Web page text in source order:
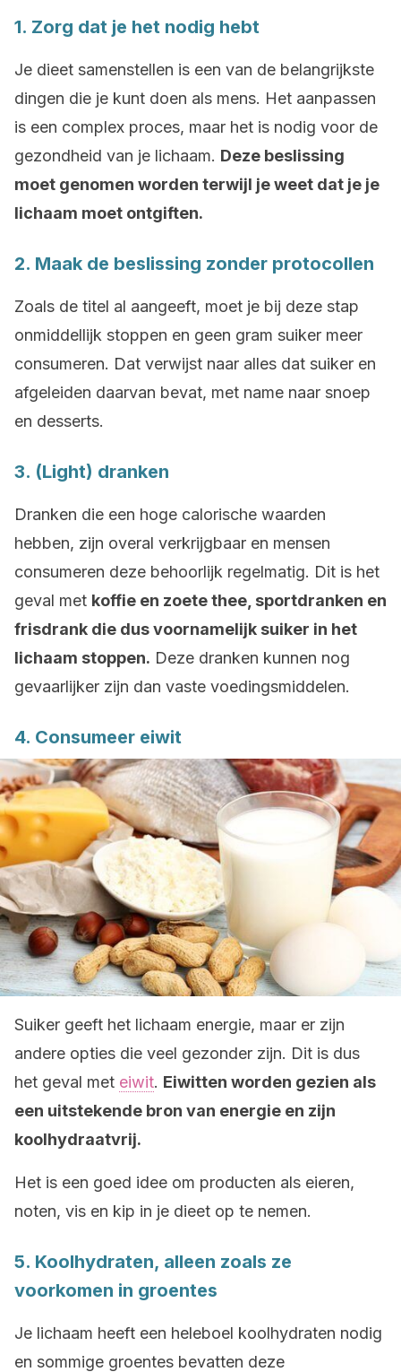
1. Zorg dat je het nodig hebt
Je dieet samenstellen is een van de belangrijkste
dingen die je kunt doen als mens. Het aanpassen
is een complex proces, maar het is nodig voor de
gezondheid van je lichaam. Deze beslissing
moet genomen worden terwijl je weet dat je je
lichaam moet ontgiften.
2. Maak de beslissing zonder protocollen
Zoals de titel al aangeeft, moet je bij deze stap
onmiddellijk stoppen en geen gram suiker meer
consumeren. Dat verwijst naar alles dat suiker en
afgeleiden daarvan bevat, met name naar snoep
en desserts.
3. (Light) dranken
Dranken die een hoge calorische waarden
hebben, zijn overal verkrijgbaar en mensen
consumeren deze behoorlijk regelmatig. Dit is het
geval met koffie en zoete thee, sportdranken en
frisdrank die dus voornamelijk suiker in het
lichaam stoppen. Deze dranken kunnen nog
gevaarlijker zijn dan vaste voedingsmiddelen.
4. Consumeer eiwit
Suiker geeft het lichaam energie, maar er zijn
andere opties die veel gezonder zijn. Dit is dus
het geval met eiwit. Eiwitten worden gezien als
een uitstekende bron van energie en zijn
koolhydraatvrij.
Het is een goed idee om producten als eieren,
noten, vis en kip in je dieet op te nemen.
5. Koolhydraten, alleen zoals ze
voorkomen in groentes
Je lichaam heeft een heleboel koolhydraten nodig
en sommige groentes bevatten deze